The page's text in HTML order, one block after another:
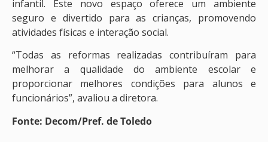
infantil. Este novo espaço oferece um ambiente
seguro e divertido para as crianças, promovendo
atividades físicas e interação social.
“Todas as reformas realizadas contribuíram para
melhorar a qualidade do ambiente escolar e
proporcionar melhores condições para alunos e
funcionários”, avaliou a diretora.
Fonte: Decom/Pref. de Toledo